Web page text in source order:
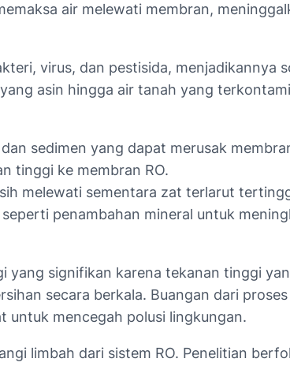
air melewati membran,
virus, dan pestisida, menjadikannya
asin hingga air tanah yang
sedimen yang dapat merusak
tinggi ke membran RO.
melewati sementara zat terlarut
penambahan mineral untuk
signifikan karena tekanan tinggi
secara berkala. Buangan dari
untuk mencegah polusi lingkungan.
limbah dari sistem RO. Penelitian